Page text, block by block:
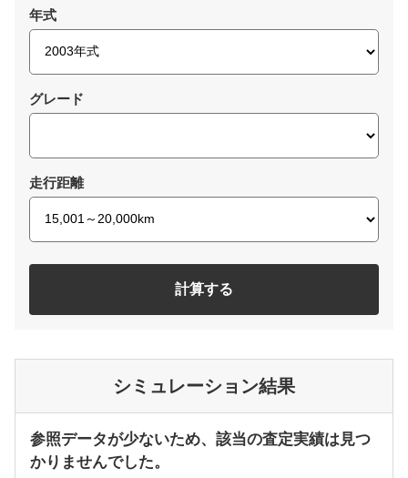
年式
グレード
走行距離
計算する
シミュレーション結果
参照データが少ないため、該当の査定実績は見つ
かりませんでした。